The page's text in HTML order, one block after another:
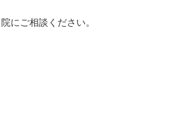
にご相談ください。